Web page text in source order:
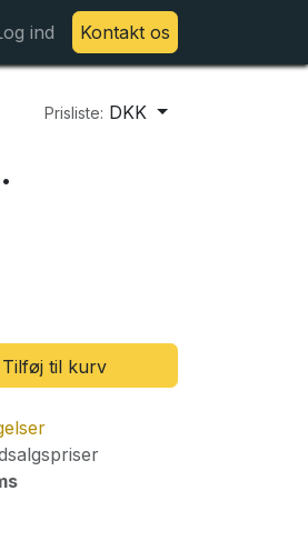
ind Kontakt os
Prisliste: DKK
Tilføj til kurv